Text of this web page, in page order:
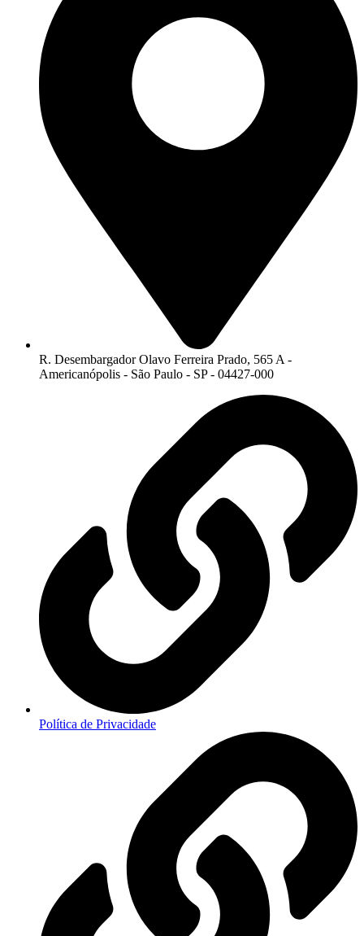
R. Desembargador Olavo Ferreira Prado, 565 A -
Americanópolis - São Paulo - SP - 04427-000
Política de Privacidade